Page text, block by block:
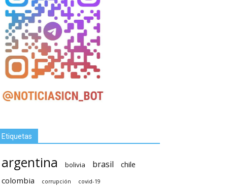
Etiquetas
argentina bolivia brasil
chile
colombia
corrupción covid-19